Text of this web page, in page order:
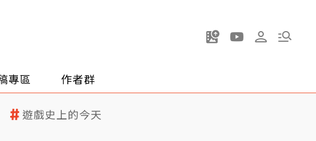
專區 作者群
遊戲史上的今天